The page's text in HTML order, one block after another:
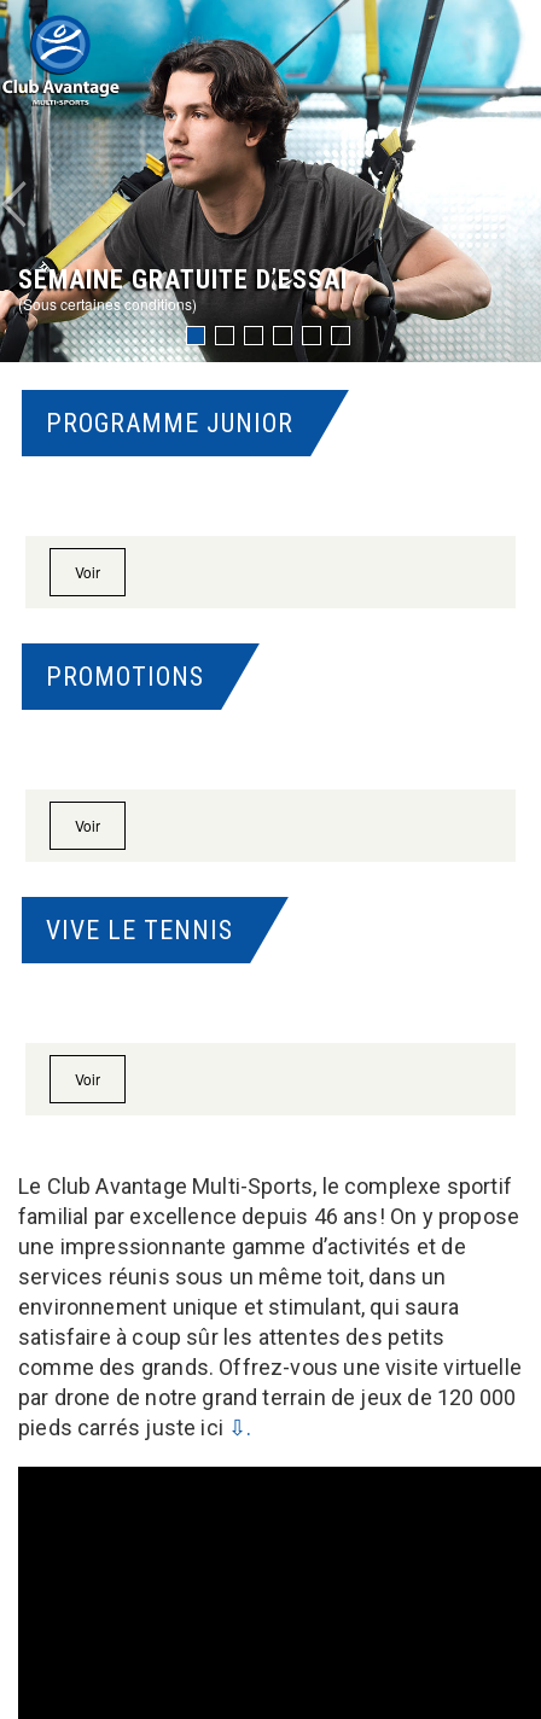
SEMAINE GRATUITE D’ESSAI
(Sous certaines conditions)
PROGRAMME JUNIOR
Voir
PROMOTIONS
Voir
VIVE LE TENNIS
Voir
Le Club Avantage Multi-Sports, le complexe sportif
familial par excellence depuis 46 ans! On y propose
une impressionnante gamme d’activités et de
services réunis sous un même toit, dans un
environnement unique et stimulant, qui saura
satisfaire à coup sûr les attentes des petits
comme des grands. Offrez-vous une visite virtuelle
par drone de notre grand terrain de jeux de 120 000
pieds carrés juste ici ⇩.